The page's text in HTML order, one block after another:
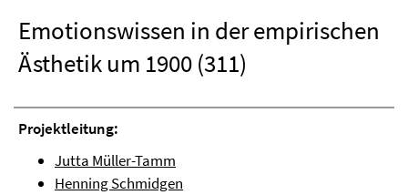
Emotionswissen in der empirischen
Ästhetik um 1900 (311)
Projektleitung:
Jutta Müller-Tamm
Henning Schmidgen